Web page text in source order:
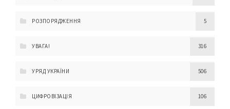
РОЗПОРЯДЖЕННЯ 5
УВАГА! 316
УРЯД УКРАЇНИ 506
ЦИФРОВІЗАЦІЯ 106